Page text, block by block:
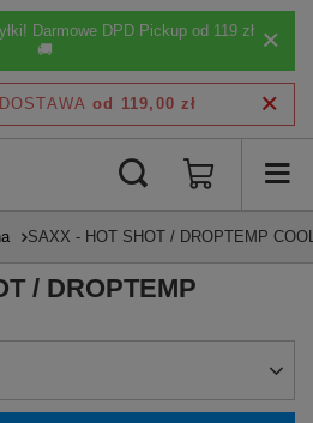
Darmowe DPD Pickup od 119 zł
🚚
od 119,00 zł
SAXX - HOT SHOT / DROPTEMP
/ DROPTEMP